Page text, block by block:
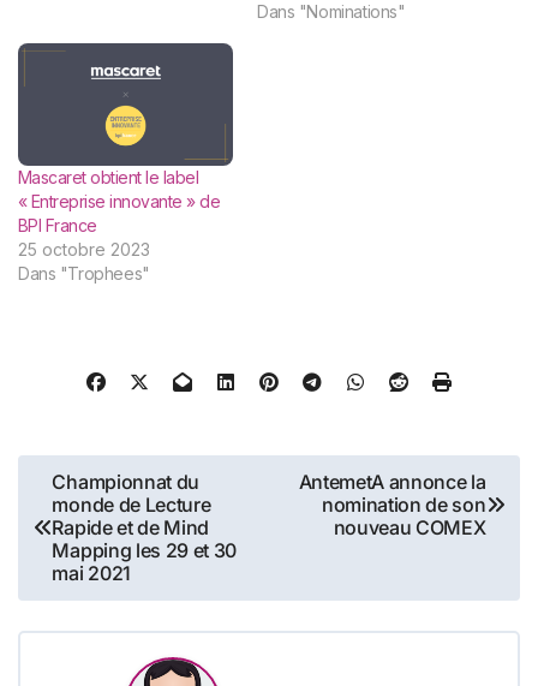
Dans "Nominations"
Mascaret obtient le label
« Entreprise innovante » de
BPI France
25 octobre 2023
Dans "Trophees"
Navigation
de
l’article
Championnat du
monde de Lecture
Rapide et de Mind
Mapping les 29 et 30
mai 2021
AntemetA annonce la
nomination de son
nouveau COMEX